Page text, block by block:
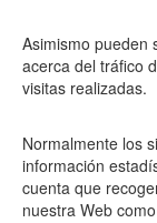
Asimismo pueden
acerca del tráfico
visitas realizadas.
Normalmente los
información
cuenta que
nuestra Web